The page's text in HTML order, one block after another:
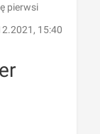
pierwsi
15:40